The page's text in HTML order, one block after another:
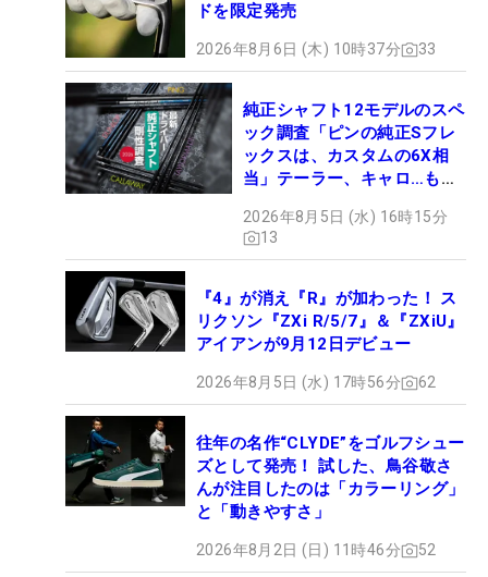
ドを限定発売
2026年8月6日 (木) 10時37分 33
純正シャフト12モデルのスペ
ック調査「ピンの純正Sフレ
ックスは、カスタムの6X相
当」テーラー、キャロ…もチ
2026年8月5日 (水) 16時15分
13
『4』が消え『R』が加わった！ ス
リクソン『ZXi R/5/7』＆『ZXiU』
アイアンが9月12日デビュー
2026年8月5日 (水) 17時56分 62
往年の名作“CLYDE”をゴルフシュー
ズとして発売！ 試した、鳥谷敬さ
んが注目したのは「カラーリング」
と「動きやすさ」
2026年8月2日 (日) 11時46分 52